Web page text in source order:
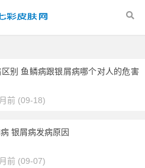
别 鱼鳞病跟银屑病哪个对人的危害
前 (09-18)
银屑病发病原因
前 (09-07)